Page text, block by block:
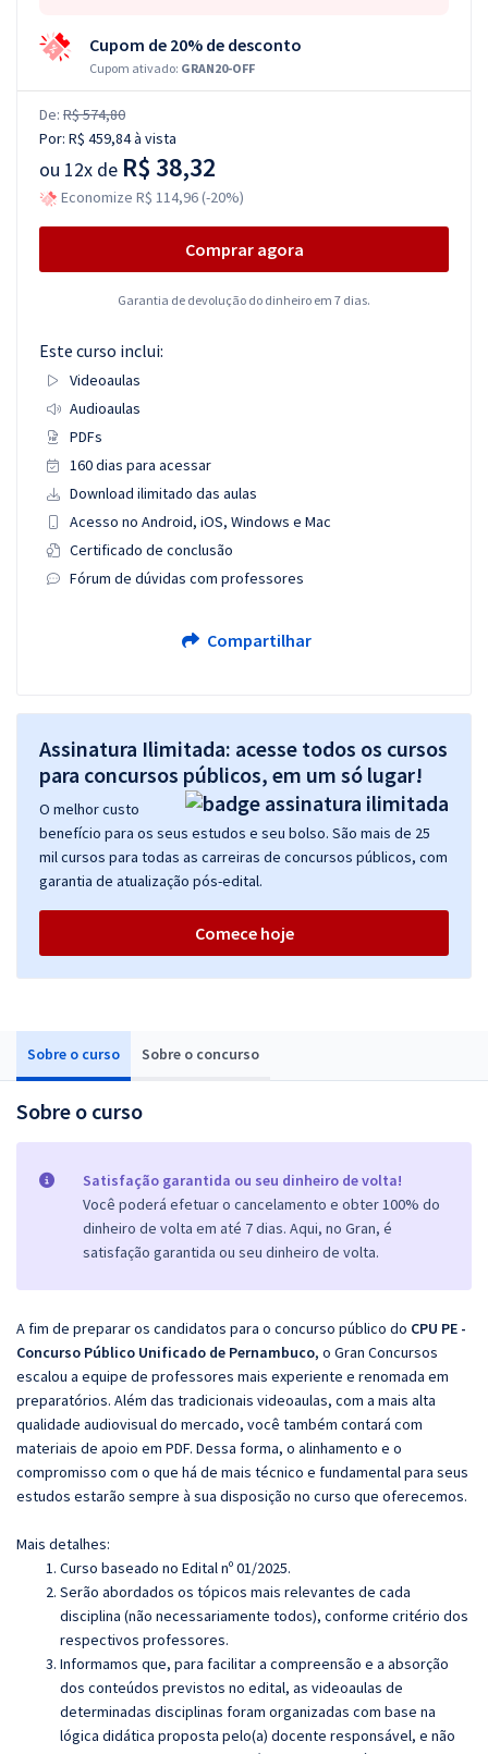
Sobre o curso Sobre o concurso
Sobre o curso
Satisfação garantida ou seu dinheiro de volta!
Você poderá efetuar o cancelamento e obter 100% do
dinheiro de volta em até 7 dias. Aqui, no Gran, é
satisfação garantida ou seu dinheiro de volta.
A fim de preparar os candidatos para o concurso público do CPU PE -
Concurso Público Unificado de Pernambuco, o Gran Concursos
escalou a equipe de professores mais experiente e renomada em
preparatórios. Além das tradicionais videoaulas, com a mais alta
qualidade audiovisual do mercado, você também contará com
materiais de apoio em PDF. Dessa forma, o alinhamento e o
compromisso com o que há de mais técnico e fundamental para seus
estudos estarão sempre à sua disposição no curso que oferecemos.
Mais detalhes:
Curso baseado no Edital nº 01/2025.
Serão abordados os tópicos mais relevantes de cada
disciplina (não necessariamente todos), conforme critério dos
respectivos professores.
Informamos que, para facilitar a compreensão e a absorção
dos conteúdos previstos no edital, as videoaulas de
determinadas disciplinas foram organizadas com base na
lógica didática proposta pelo(a) docente responsável, e não
Cupom de 20% de desconto
Cupom ativado: GRAN20-OFF
De: R$ 574,80
Por: R$ 459,84à vista
ou 12x de R$ 38,32
Economize R$ 114,96 (-20%)
Comprar agora
Garantia de devolução do dinheiro em 7 dias.
Este curso inclui:
Videoaulas
Audioaulas
PDFs
160 dias para acessar
Download ilimitado das aulas
Acesso no Android, iOS, Windows e Mac
Certificado de conclusão
Fórum de dúvidas com professores
Compartilhar
Assinatura Ilimitada: acesse todos os cursos
para concursos públicos, em um só lugar!
O melhor custo
benefício para os seus estudos e seu bolso. São mais de 25
mil cursos para todas as carreiras de concursos públicos, com
garantia de atualização pós-edital.
Comece hoje